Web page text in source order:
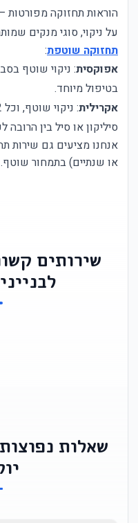
הוראות תחזוקה מפורטות
על ניקוי, סוגי מנקים
תחזוקה שוטפת:
אפוקסית: ניקוי שוטף
בטיפול מיוחד.
אקרילית
סיליקון או סיל בין הרובה
אנחנו מציעים גם שירות
או שנתיים) בתמחור שוטף.
שירותים
שאלות